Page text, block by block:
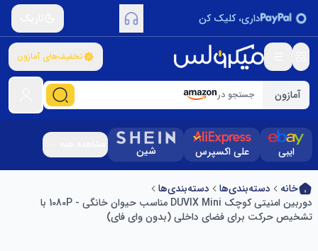
داری، کلیک کن
تخفیف‌های آمازون
آمازون جستجو در
ایبی علی اکسپرس شین
خانه دسته‌بندی‌ها
دسته‌بندی‌ها
دوربین امنیتی کوچک DUVIX Mini مناسب حیوان خانگی - 1080P با
تشخیص حرکت برای فضای داخلی (بدون وای فای)